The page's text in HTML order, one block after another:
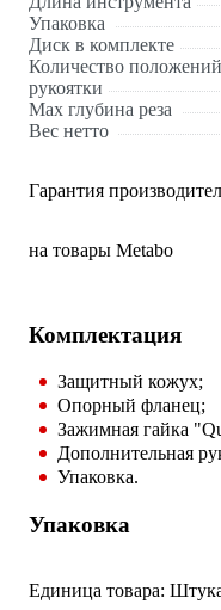
Упаковка
Диск в комплекте
Количество положений
рукоятки
Max глубина реза
Вес нетто
Гарантия
на товары Metabo
Комплектация
Защитный кожух;
Опорный фланец;
Зажимная гайка
Дополнительная
Упаковка.
Упаковка
Единица товара: